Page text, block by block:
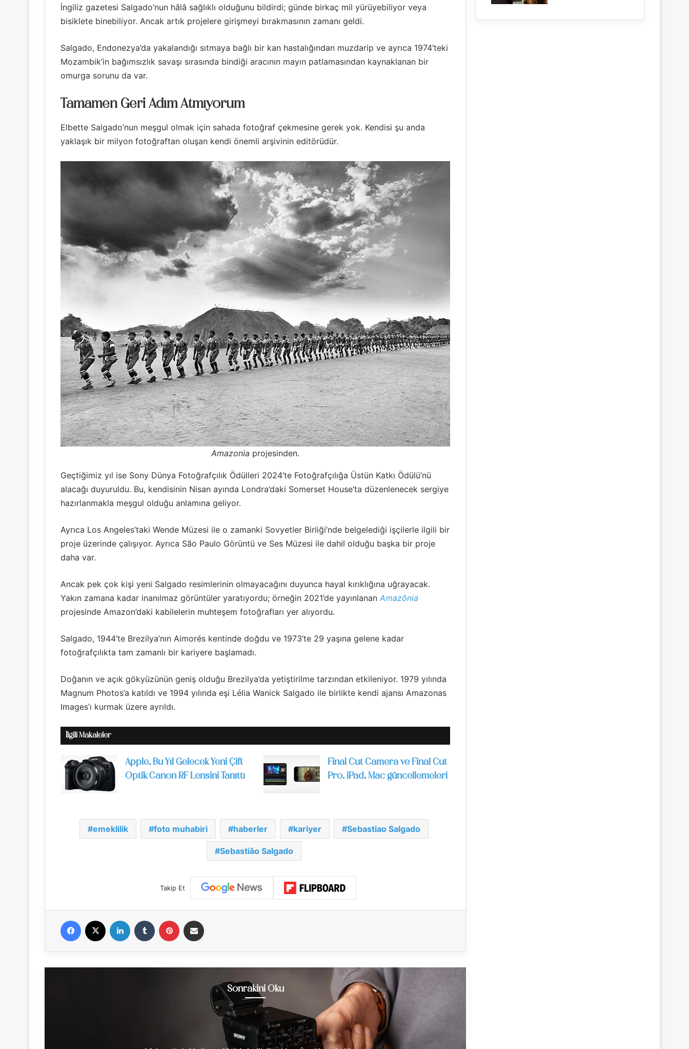
İngiliz gazetesi Salgado’nun hâlâ sağlıklı olduğunu bildirdi; günde birkaç mil yürüyebiliyor veya
bisiklete binebiliyor. Ancak artık projelere girişmeyi bırakmasının zamanı geldi.
Salgado, Endonezya’da yakalandığı sıtmaya bağlı bir kan hastalığından muzdarip ve ayrıca 1974’teki
Mozambik’in bağımsızlık savaşı sırasında bindiği aracının mayın patlamasından kaynaklanan bir
omurga sorunu da var.
Tamamen Geri Adım Atmıyorum
Elbette Salgado’nun meşgul olmak için sahada fotoğraf çekmesine gerek yok. Kendisi şu anda
yaklaşık bir milyon fotoğraftan oluşan kendi önemli arşivinin editörüdür.
Amazonia projesinden.
Geçtiğimiz yıl ise Sony Dünya Fotoğrafçılık Ödülleri 2024’te Fotoğrafçılığa Üstün Katkı Ödülü’nü
alacağı duyuruldu. Bu, kendisinin Nisan ayında Londra’daki Somerset House’ta düzenlenecek sergiye
hazırlanmakla meşgul olduğu anlamına geliyor.
Ayrıca Los Angeles’taki Wende Müzesi ile o zamanki Sovyetler Birliği’nde belgelediği işçilerle ilgili bir
proje üzerinde çalışıyor. Ayrıca São Paulo Görüntü ve Ses Müzesi ile dahil olduğu başka bir proje
daha var.
Ancak pek çok kişi yeni Salgado resimlerinin olmayacağını duyunca hayal kırıklığına uğrayacak.
Yakın zamana kadar inanılmaz görüntüler yaratıyordu; örneğin 2021’de yayınlanan Amazônia
projesinde Amazon’daki kabilelerin muhteşem fotoğrafları yer alıyordu.
Salgado, 1944’te Brezilya’nın Aimorés kentinde doğdu ve 1973’te 29 yaşına gelene kadar
fotoğrafçılıkta tam zamanlı bir kariyere başlamadı.
Doğanın ve açık gökyüzünün geniş olduğu Brezilya’da yetiştirilme tarzından etkileniyor. 1979 yılında
Magnum Photos’a katıldı ve 1994 yılında eşi Lélia Wanick Salgado ile birlikte kendi ajansı Amazonas
Images’ı kurmak üzere ayrıldı.
İlgili Makaleler
Apple, Bu Yıl Gelecek Yeni Çift
Optik Canon RF Lensini Tanıttı
Final Cut Camera ve Final Cut
Pro, iPad, Mac güncellemeleri
emeklilik foto muhabiri haberler kariyer Sebastiao Salgado
Sebastião Salgado
Takip Et
Facebook LinkedIn Tumblr Pinterest
Sonrakini Oku